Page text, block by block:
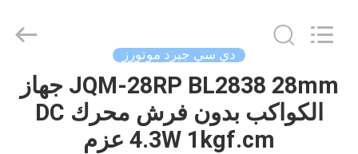
المنزل
المنتجات
International
Reserved.
دي سي جيرد موتورز
JQM-28RP BL2838 28mm جهاز
الكواكب بدون فرش محرك DC
4.3W 1kgf.cm عزم